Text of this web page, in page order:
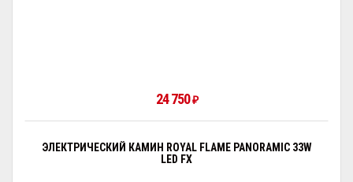
24 750₽
ЭЛЕКТРИЧЕСКИЙ КАМИН ROYAL FLAME PANORAMIC 33W
LED FX